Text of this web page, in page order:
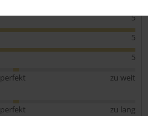
5
5
5
perfekt
zu weit
perfekt zu lang